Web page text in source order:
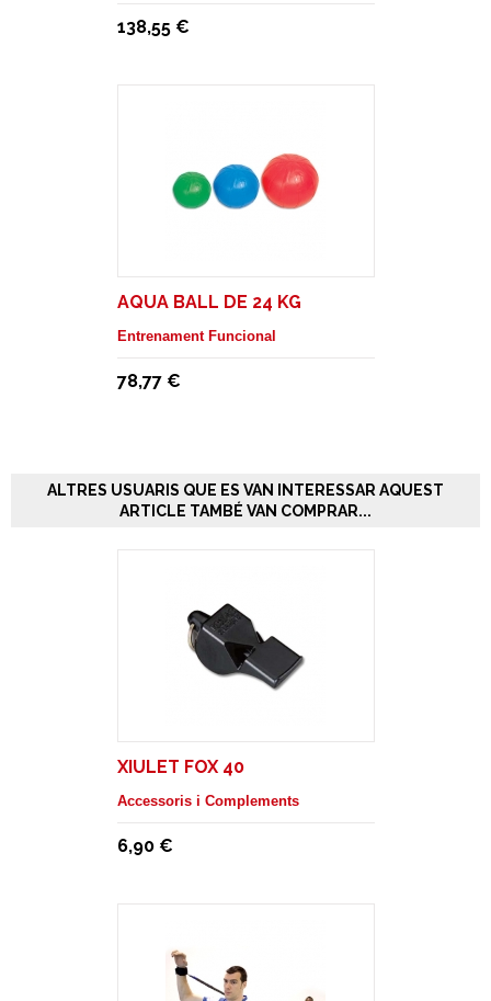
138,55 €
AQUA BALL DE 24 KG
Entrenament Funcional
78,77 €
ALTRES USUARIS QUE ES VAN INTERESSAR AQUEST
ARTICLE TAMBÉ VAN COMPRAR...
XIULET FOX 40
Accessoris i Complements
6,90 €